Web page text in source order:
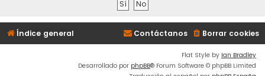
Índice general Borrar cookies
Contáctanos
Flat Style by Ian Bradley
Desarrollado por phpBB® Forum Software © phpBB Limited